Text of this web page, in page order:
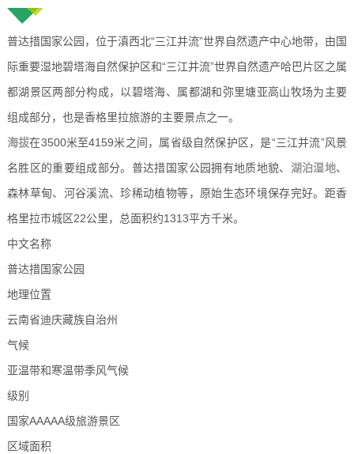
普达措国家公园，位于滇西北“三江并流”世界自然遗产中心地带，由国
际重要湿地碧塔海自然保护区和“三江并流”世界自然遗产哈巴片区之属
都湖景区两部分构成，以碧塔海、属都湖和弥里塘亚高山牧场为主要
组成部分，也是香格里拉旅游的主要景点之一。
海拔在3500米至4159米之间，属省级自然保护区，是“三江并流”风景
名胜区的重要组成部分。普达措国家公园拥有地质地貌、 湖泊湿地、
森林草甸、河谷溪流、珍稀动植物等，原始生态环境保存完好。距香
格里拉市城区22公里，总面积约1313平方千米。
中文名称
普达措国家公园
地理位置
云南省迪庆藏族自治州
气候
亚温带和寒温带季风气候
级别
国家AAAAA级旅游景区
区域面积